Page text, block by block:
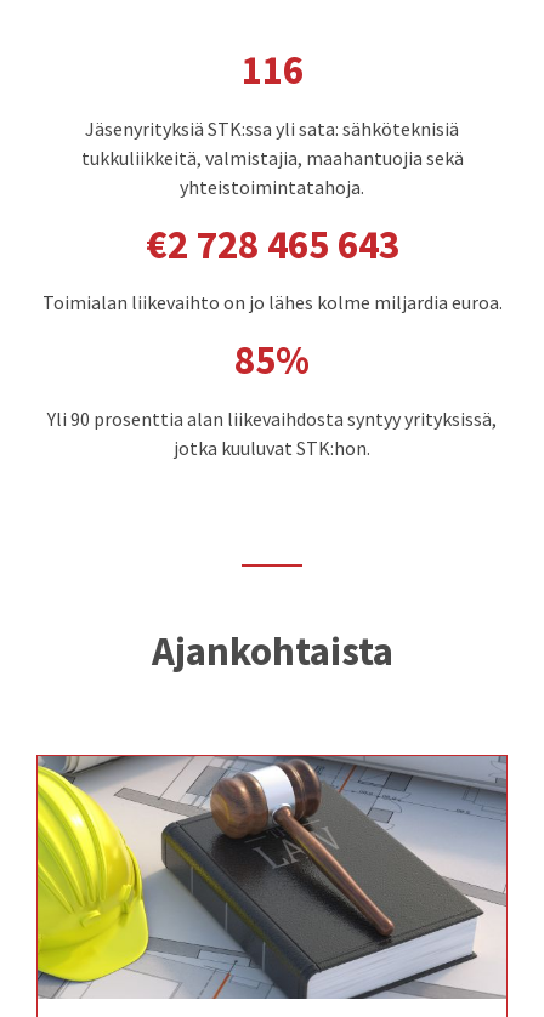
117
Jäsenyrityksiä STK:ssa yli sata: sähköteknisiä
tukkuliikkeitä, valmistajia, maahantuojia sekä
yhteistoimintatahoja.
€2 793 753 796
Toimialan liikevaihto on jo lähes kolme miljardia euroa.
89%
Yli 90 prosenttia alan liikevaihdosta syntyy yrityksissä,
jotka kuuluvat STK:hon.
Ajankohtaista